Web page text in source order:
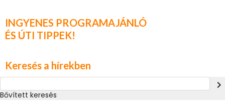
INGYENES PROGRAMAJÁNLÓ
ÉS ÚTI TIPPEK!
Keresés a hírekben
navigate_next
Bővített keresés